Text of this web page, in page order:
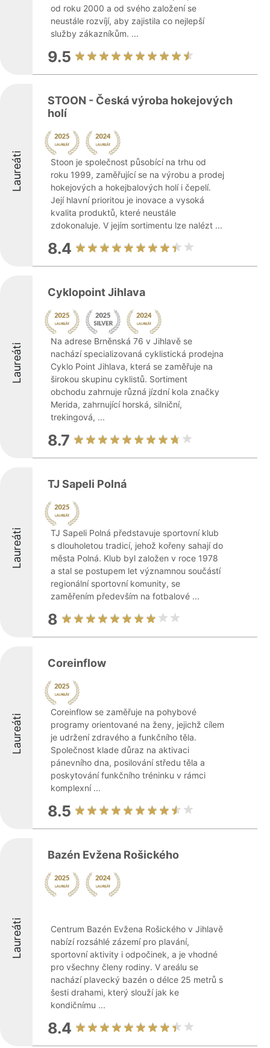
od roku 2000 a od svého založení se
neustále rozvíjí, aby zajistila co nejlepší
služby zákazníkům. ...
9.5
Laureáti
STOON - Česká výroba hokejových
holí
Stoon je společnost působící na trhu od
roku 1999, zaměřující se na výrobu a prodej
hokejových a hokejbalových holí i čepelí.
Její hlavní prioritou je inovace a vysoká
kvalita produktů, které neustále
zdokonaluje. V jejím sortimentu lze nalézt ...
8.4
Laureáti
Cyklopoint Jihlava
Na adrese Brněnská 76 v Jihlavě se
nachází specializovaná cyklistická prodejna
Cyklo Point Jihlava, která se zaměřuje na
širokou skupinu cyklistů. Sortiment
obchodu zahrnuje různá jízdní kola značky
Merida, zahrnující horská, silniční,
trekingová, ...
8.7
Laureáti
TJ Sapeli Polná
TJ Sapeli Polná představuje sportovní klub
s dlouholetou tradicí, jehož kořeny sahají do
města Polná. Klub byl založen v roce 1978
a stal se postupem let významnou součástí
regionální sportovní komunity, se
zaměřením především na fotbalové ...
8
Laureáti
Coreinflow
Coreinflow se zaměřuje na pohybové
programy orientované na ženy, jejichž cílem
je udržení zdravého a funkčního těla.
Společnost klade důraz na aktivaci
pánevního dna, posilování středu těla a
poskytování funkčního tréninku v rámci
komplexní ...
8.5
Laureáti
Bazén Evžena Rošického
Centrum Bazén Evžena Rošického v Jihlavě
nabízí rozsáhlé zázemí pro plavání,
sportovní aktivity i odpočinek, a je vhodné
pro všechny členy rodiny. V areálu se
nachází plavecký bazén o délce 25 metrů s
šesti drahami, který slouží jak ke
kondičnímu ...
8.4